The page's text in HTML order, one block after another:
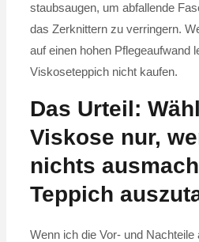
staubsaugen, um abfallende
das Zerknittern zu verringern.
auf einen hohen Pflegeaufwand
Viskoseteppich nicht kaufen.
Das Urteil:
Viskose nur,
nichts
Teppich
Wenn ich die Vor- und